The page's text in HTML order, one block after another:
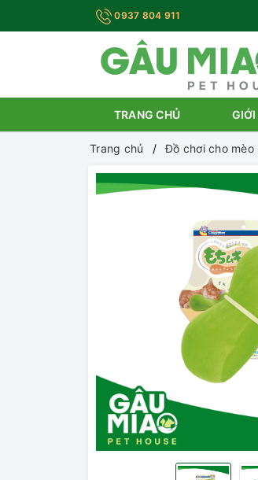
0937 804 911
TRANG CHỦ
Trang chủ Đồ chơi cho mèo